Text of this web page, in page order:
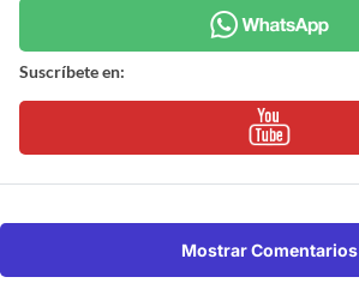
Suscríbete en:
Mostrar Comentarios